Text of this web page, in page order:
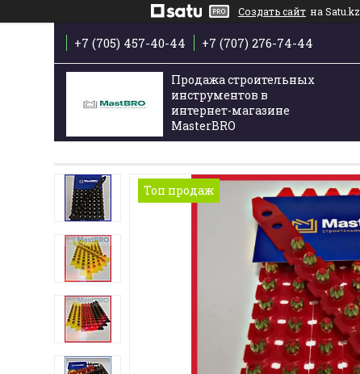
Создать сайт на Satu.kz
+7 (705) 457-40-44 +7 (707) 276-74-44
Продажа строительных
инструментов в
интернет-магазине
MasterBRO
Топ продаж